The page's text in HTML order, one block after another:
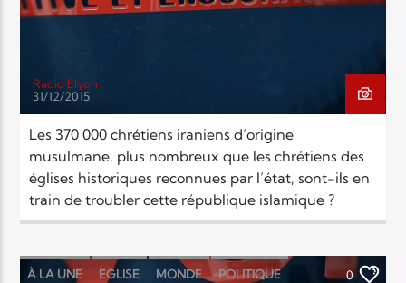
Radio Elyon
31/12/2015
Les 370 000 chrétiens iraniens d’origine
musulmane, plus nombreux que les chrétiens des
églises historiques reconnues par l’état, sont-ils en
train de troubler cette république islamique ?
À LA UNE EGLISE MONDE POLITIQUE 0